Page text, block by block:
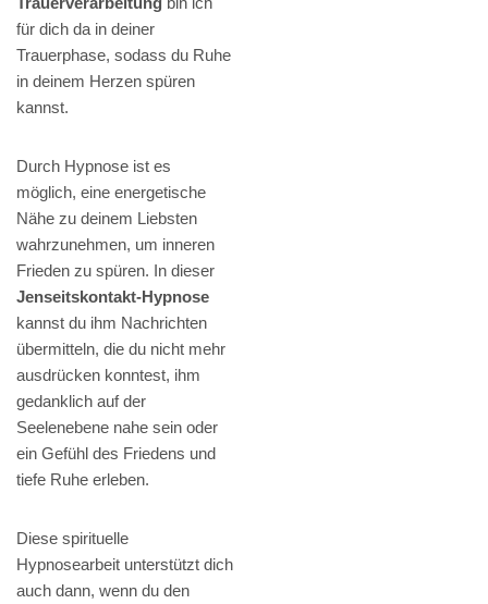
für dich da in deiner
Trauerphase, sodass du Ruhe
in deinem Herzen spüren
kannst.
Durch Hypnose ist es
möglich, eine energetische
Nähe zu deinem Liebsten
wahrzunehmen, um inneren
Frieden zu spüren. In dieser
Jenseitskontakt-Hypnose
kannst du ihm Nachrichten
übermitteln, die du nicht mehr
ausdrücken konntest, ihm
gedanklich auf der
Seelenebene nahe sein oder
ein Gefühl des Friedens und
tiefe Ruhe erleben.
Diese spirituelle
Hypnosearbeit unterstützt dich
auch dann, wenn du den